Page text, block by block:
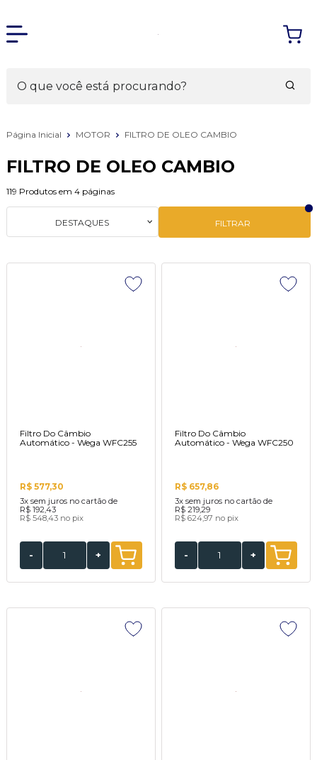
Página Inicial MOTOR FILTRO DE OLEO CAMBIO
FILTRO DE OLEO CAMBIO
119 Produtos em 4 páginas
FILTRAR
DESTAQUES
Filtro Do Câmbio
Automático - Wega WFC255
R$ 577,30
3x sem juros no cartão de
R$ 192,43
R$ 548,43 no pix
- +
Filtro Do Câmbio
Automático - Wega WFC250
R$ 657,86
3x sem juros no cartão de
R$ 219,29
R$ 624,97 no pix
- +